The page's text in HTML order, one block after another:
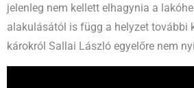
jelenleg nem kellett elhagynia a
alakulásától is függ a helyzet további
károkról Sallai László egyelőre nem